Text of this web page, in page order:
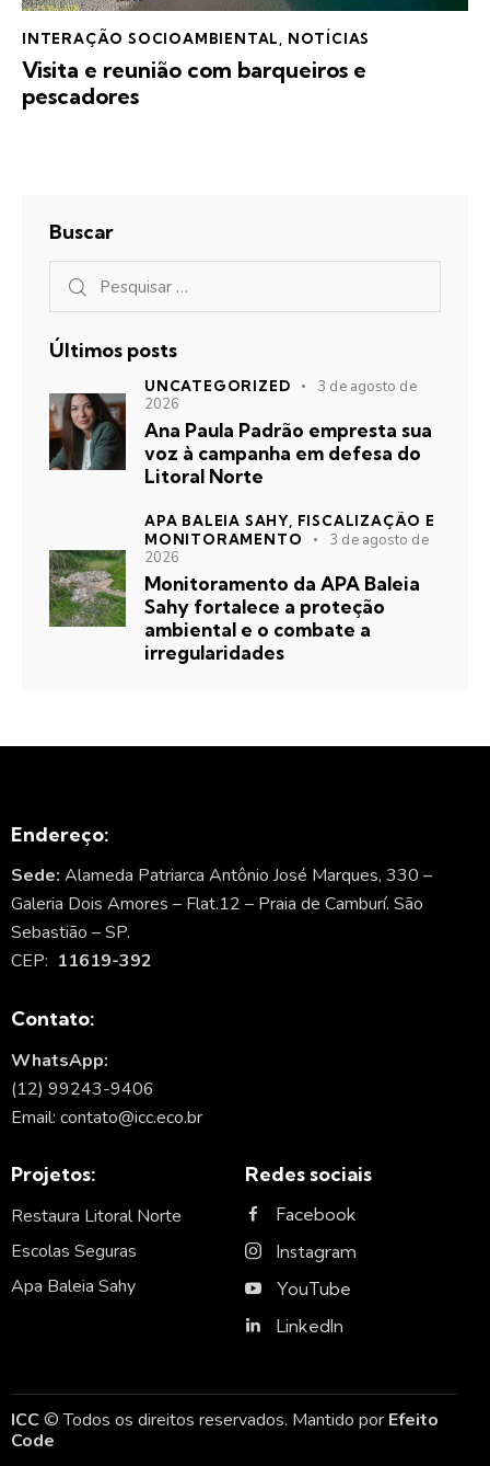
INTERAÇÃO SOCIOAMBIENTAL NOTÍCIAS
Visita e reunião com barqueiros e
pescadores
Buscar
Últimos posts
UNCATEGORIZED
3 de agosto de
2026
Ana Paula Padrão empresta sua
voz à campanha em defesa do
Litoral Norte
APA BALEIA SAHY, FISCALIZAÇÃO E
MONITORAMENTO
3 de agosto de
2026
Monitoramento da APA Baleia
Sahy fortalece a proteção
ambiental e o combate a
irregularidades
Endereço:
Sede: Alameda Patriarca Antônio José Marques, 330 –
Galeria Dois Amores – Flat.12 – Praia de Camburí. São
Sebastião – SP.
CEP: 11619-392
Contato:
WhatsApp:
(12) 99243-9406
Email: contato@icc.eco.br
Projetos:
Restaura Litoral Norte
Escolas Seguras
Apa Baleia Sahy
Redes sociais
Facebook
Instagram
YouTube
LinkedIn
ICC© Todos os direitos reservados. Mantido por Efeito
Code